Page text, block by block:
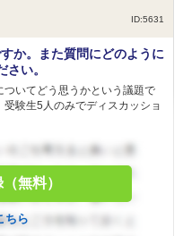
ID:5631
か。また質問にどのように
い。
いてどう思うかという議題で
験生5人のみでディスカッショ
無料）
ちら